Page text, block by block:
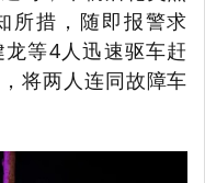
所措，随即报警求
等4人迅速驱车赶
将两人连同故障车